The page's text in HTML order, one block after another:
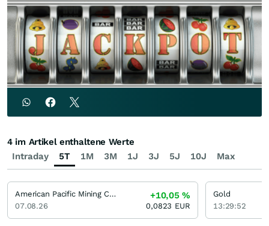
Intraday 5T 1M 3M 1J 3J 5J 10J Max
4 im Artikel enthaltene Werte
American Pacific Mining Corporation
07.08.26
+10,05%
0,0823 EUR
Gold
13:29:52